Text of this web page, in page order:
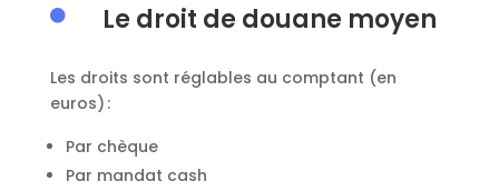
 Le droit de douane moyen
Les droits sont réglables au comptant (en
euros) :
Par chèque
Par mandat cash